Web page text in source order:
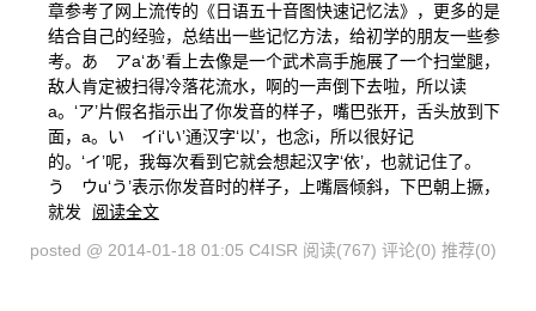
章参考了网上流传的《日语五十音图快速记忆法》，更多的是
结合自己的经验，总结出一些记忆方法，给初学的朋友一些参
考。あ アa‘あ’看上去像是一个武术高手施展了一个扫堂腿，
敌人肯定被扫得冷落花流水，啊的一声倒下去啦，所以读
a。‘ア’片假名指示出了你发音的样子，嘴巴张开，舌头放到下
面，a。い イi‘い’通汉字‘以’，也念i，所以很好记
的。‘イ’呢，我每次看到它就会想起汉字‘依’，也就记住了。
う ウu‘う’表示你发音时的样子，上嘴唇倾斜，下巴朝上撅，
就发
阅读全文
posted @ 2014-01-18 01:05 C4ISR 阅读(767) 评论(0) 推荐(0)